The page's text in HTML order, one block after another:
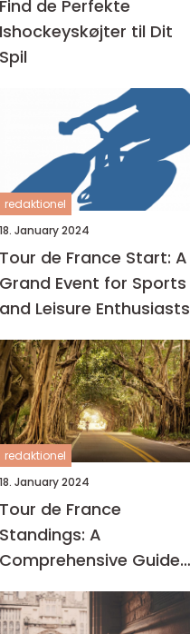
Find de Perfekte
Ishockeyskøjter til Dit
Spil
redaktionel
18. January 2024
Tour de France Start: A
Grand Event for Sports
and Leisure Enthusiasts
redaktionel
18. January 2024
Tour de France
Standings: A
Comprehensive Guide
for Cycling Enthusiasts